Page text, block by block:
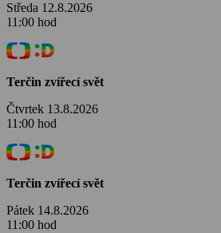
Středa 12.8.2026
11:00 hod
Terčin zvířecí svět
Čtvrtek 13.8.2026
11:00 hod
Terčin zvířecí svět
Pátek 14.8.2026
11:00 hod